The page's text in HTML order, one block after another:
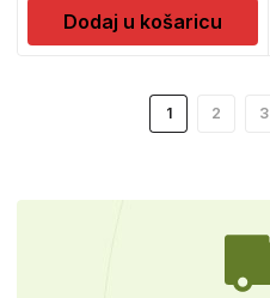
Dodaj u košaricu
1 2 3